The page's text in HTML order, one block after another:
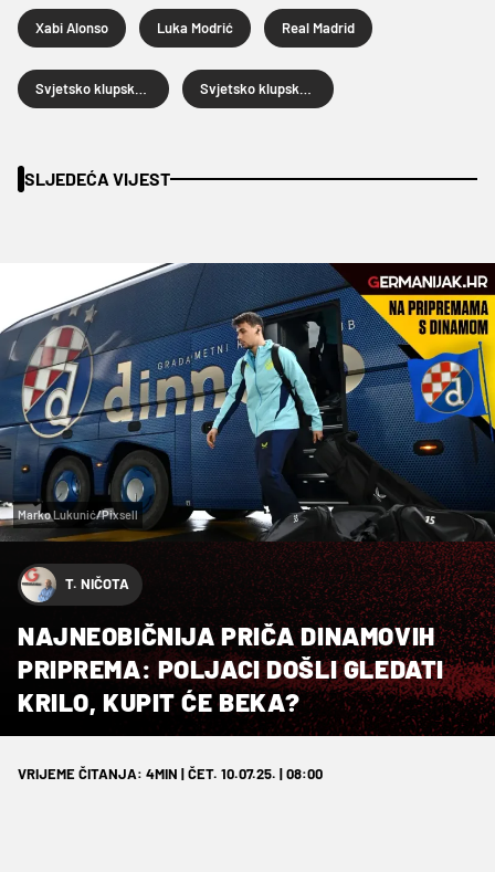
Xabi Alonso Luka Modrić Real Madrid
SLJEDEĆA VIJEST
Marko Lukunić/Pixsell
T. NIČOTA
NAJNEOBIČNIJA PRIČA DINAMOVIH
PRIPREMA: POLJACI DOŠLI GLEDATI
KRILO, KUPIT ĆE BEKA?
VRIJEME ČITANJA: 4MIN | ČET. 10.07.25. | 08:00